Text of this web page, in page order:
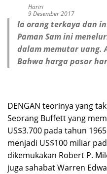
Hariri
9 Desember 2017
Ia orang terkaya dan
Paman Sam ini
dalam memutar uang.
Bahwa harga pasar
DENGAN teorinya yang
Seorang Buffett yang
US$3.700 pada tahun
menjadi US$100 miliar
dikemukakan Robert P.
juga sahabat Warren